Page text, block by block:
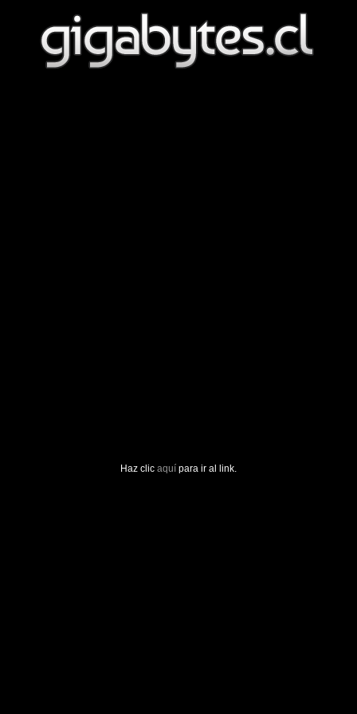
Haz clic aquí para ir al link.